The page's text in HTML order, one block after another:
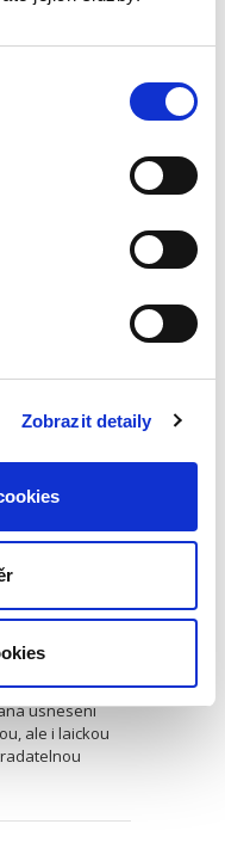
Zobrazit detaily
ale i laickou
nálezů a
77 (vč. CD)
pořadí
usnesení
ale i laickou